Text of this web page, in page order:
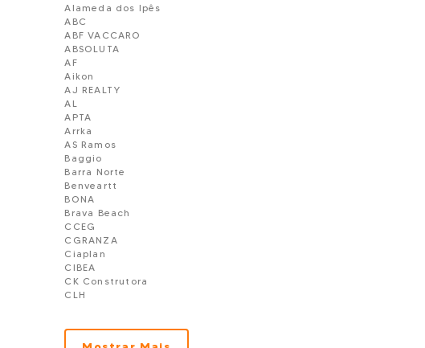
Alameda dos Ipês
ABC
ABF VACCARO
ABSOLUTA
AF
Aikon
AJ REALTY
AL
APTA
Arrka
AS Ramos
Baggio
Barra Norte
Benveartt
BONA
Brava Beach
CCEG
CGRANZA
Ciaplan
CIBEA
CK Construtora
CLH
CNA